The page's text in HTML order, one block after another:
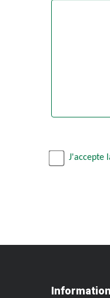
J'accepte